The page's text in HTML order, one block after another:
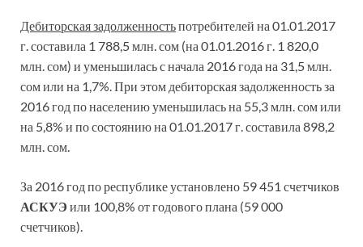
Дебиторская задолженностьпотребителей на 01.01.2017
г. составила 1 788,5 млн. сом (на 01.01.2016 г. 1 820,0
млн. сом) и уменьшилась с начала 2016 года на 31,5 млн.
сом или на 1,7%. При этом дебиторская задолженность за
2016 год по населению уменьшилась на 55,3 млн. сом или
на 5,8% и по состоянию на 01.01.2017 г. составила 898,2
млн. сом.
За 2016 год по республике установлено 59 451 счетчиков
АСКУЭ или 100,8% от годового плана (59 000
счетчиков).